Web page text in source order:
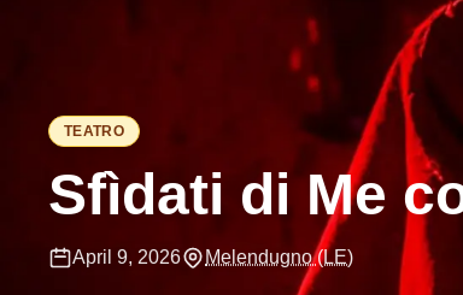
TEATRO
Sfìdati di Me
April 9, 2026 Melendugno(LE)